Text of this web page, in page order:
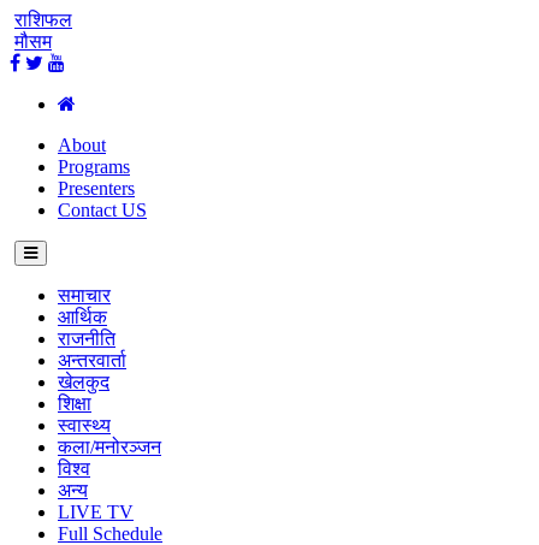
राशिफल
मौसम
About
Programs
Presenters
Contact US
समाचार
आर्थिक
राजनीति
अन्तरवार्ता
खेलकुद
शिक्षा
स्वास्थ्य
कला/मनोरञ्जन
विश्व
अन्य
LIVE TV
Full Schedule